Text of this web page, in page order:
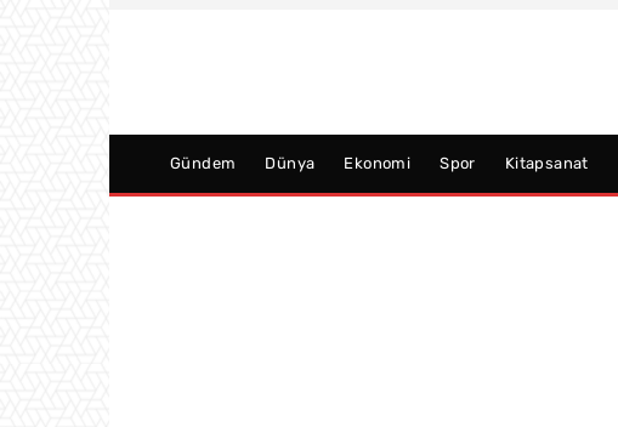
Gündem Dünya Ekonomi Spor Kitapsanat